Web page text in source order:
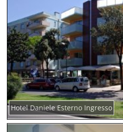
Hotel Daniele Esterno Ingresso